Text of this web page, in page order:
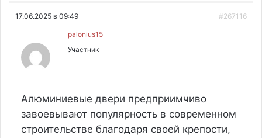
17.06.2025 в 09:49 #267116
palonius15
Участник
Алюминиевые двери предприимчиво
завоевывают популярность в современном
строительстве благодаря своей крепости,